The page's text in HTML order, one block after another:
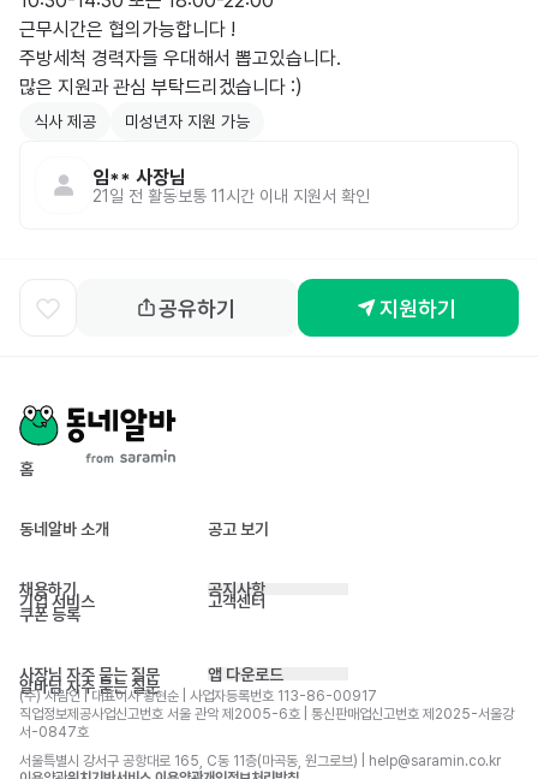
근무시간은 협의가능합니다 !
주방세척 경력자들 우대해서 뽑고있습니다.
많은 지원과 관심 부탁드리겠습니다 :)
식사 제공 미성년자 지원 가능
임** 사장님
21일 전 활동보통 11시간 이내 지원서 확인
공유하기 지원하기
홈
동네알바 소개 공고 보기
채용하기
기업 서비스
쿠폰 등록
공지사항
고객센터
사장님 자주 묻는 질문
알바님 자주 묻는 질문
앱 다운로드
(주) 사람인 | 대표이사 황현순 | 사업자등록번호 113-86-00917
직업정보제공사업신고번호 서울 관악 제2005-6호 | 통신판매업신고번호 제2025-서울강
서-0847호
서울특별시 강서구 공항대로 165, C동 11층(마곡동, 원그로브) | help@saramin.co.kr